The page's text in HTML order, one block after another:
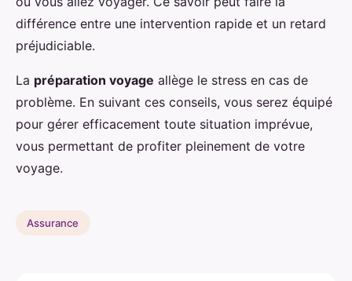
différence entre une intervention rapide et un retard
préjudiciable.
La préparation voyage allège le stress en cas de
problème. En suivant ces conseils, vous serez équipé
pour gérer efficacement toute situation imprévue,
vous permettant de profiter pleinement de votre
voyage.
Assurance